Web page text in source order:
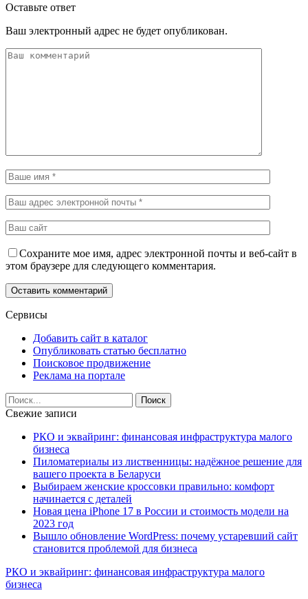
Оставьте ответ
Ваш электронный адрес не будет опубликован.
Сохраните мое имя, адрес электронной почты и веб-сайт в
этом браузере для следующего комментария.
Сервисы
Добавить сайт в каталог
Опубликовать статью бесплатно
Поисковое продвижение
Реклама на портале
Свежие записи
РКО и эквайринг: финансовая инфраструктура малого
бизнеса
Пиломатериалы из лиственницы: надёжное решение для
вашего проекта в Беларуси
Выбираем женские кроссовки правильно: комфорт
начинается с деталей
Новая цена iPhone 17 в России и стоимость модели на
2023 год
Вышло обновление WordPress: почему устаревший сайт
становится проблемой для бизнеса
РКО и эквайринг: финансовая инфраструктура малого
бизнеса